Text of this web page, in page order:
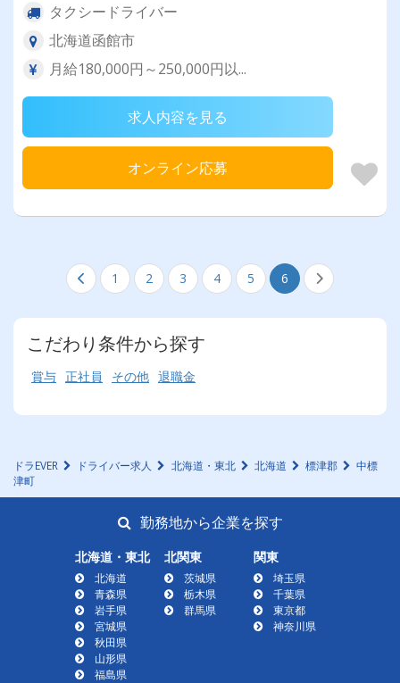
タクシードライバー
北海道函館市
月給180,000円～250,000円以...
求人内容を見る
オンライン応募
1 2 3 4 5 6
こだわり条件から探す
賞与 正社員 その他 退職金
ドラEVER ドライバー求人 北海道・東北 北海道 標津郡
中標
津町
勤務地から企業を探す
北海道・東北
北海道
青森県
岩手県
宮城県
秋田県
山形県
福島県
北関東
茨城県
栃木県
群馬県
関東
埼玉県
千葉県
東京都
神奈川県